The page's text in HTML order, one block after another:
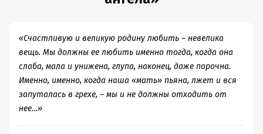
«Счастливую и великую родину любить – невелика
вещь. Мы должны ее любить именно тогда, когда она
слаба, мала и унижена, глупа, наконец, даже порочна.
Именно, именно, когда наша «мать» пьяна, лжет и вся
запуталась в грехе, – мы и не должны отходить от
нее…»